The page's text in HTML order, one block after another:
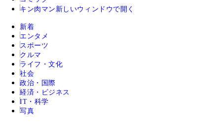
キン肉マン 新しいウィンドウで開く
新着
エンタメ
スポーツ
クルマ
ライフ・文化
社会
政治・国際
経済・ビジネス
IT・科学
写真